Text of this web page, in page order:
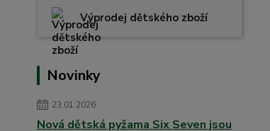
Výprodej dětského zboží
Novinky
23.01.2026
Nová dětská pyžama Six Seven jsou